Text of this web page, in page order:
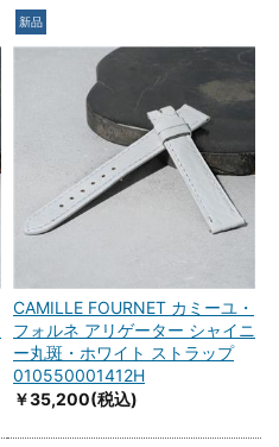
新品
CAMILLE FOURNET カミーユ・
フォルネ アリゲーター シャイニ
ー丸斑・ホワイト ストラップ
010550001412H
￥35,200(税込)